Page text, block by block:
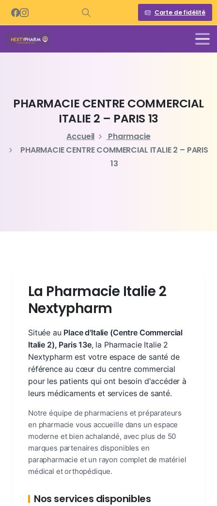
Carte de fidélité
PHARMACIE CENTRE COMMERCIAL
ITALIE 2 – PARIS 13
Accueil
Pharmacie
PHARMACIE CENTRE COMMERCIAL ITALIE 2 – PARIS
13
La Pharmacie Italie 2
Nextypharm
Située au Place d'Italie (Centre Commercial
Italie 2), Paris 13e, la Pharmacie Italie 2
Nextypharm est votre espace de santé de
référence au cœur du centre commercial
pour les patients qui ont besoin d'accéder à
leurs médicaments et services de santé.
Notre équipe de pharmaciens et préparateurs
en pharmacie vous accueille dans un espace
moderne et bien achalandé, avec plus de 50
marques partenaires disponibles en
parapharmacie et un rayon complet de matériel
médical et orthopédique.
Nos services disponibles